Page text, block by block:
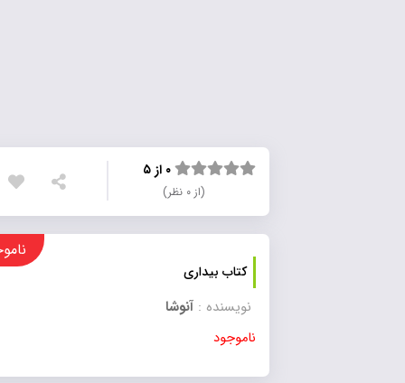
۰ از ۵
کتاب بیداری
ناموجود
نویسنده :آنوشا